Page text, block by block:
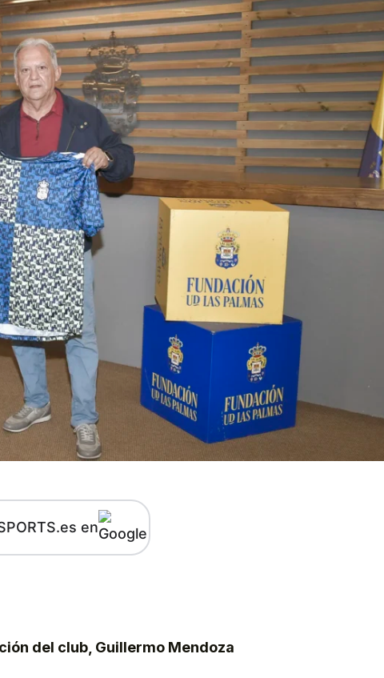
en
del club, Guillermo Mendoza